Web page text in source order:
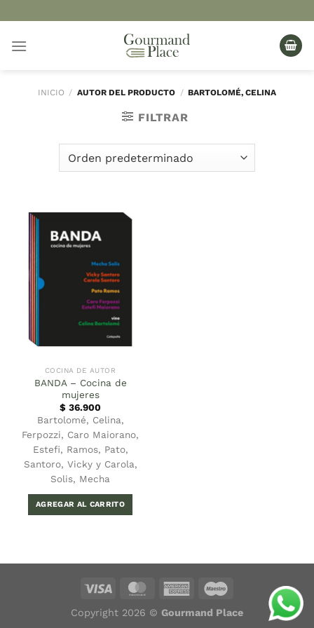
al
contenido
INICIO / AUTOR DEL PRODUCTO / BARTOLOMÉ, CELINA
FILTRAR
COCINA DE AUTOR
BANDA – Cocina de
mujeres
$ 36.900
Bartolomé, Celina,
Ferpozzi, Caro Maiorano,
Estefi, Ramos, Pato,
Santoro, Vicky y Carola,
Solis, Mecha
AGREGAR AL CARRITO
Copyright 2026 © Gourmand Place